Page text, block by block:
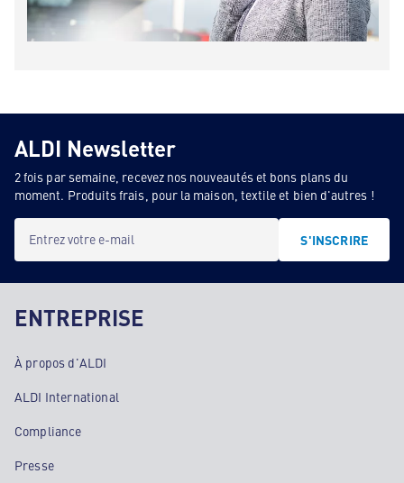
ALDI Newsletter
2 fois par semaine, recevez nos nouveautés et bons plans du
moment. Produits frais, pour la maison, textile et bien d'autres !
Entrez votre e-mail S'INSCRIRE
ENTREPRISE
À propos d'ALDI
ALDI International
Compliance
Presse